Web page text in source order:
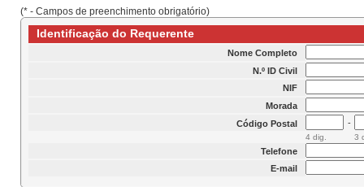
(* - Campos de preenchimento obrigatório)
Identificação do Requerente
Nome Completo
N.º ID Civil
NIF
Morada
Código Postal
4 dig.
-
3
Telefone
E-mail